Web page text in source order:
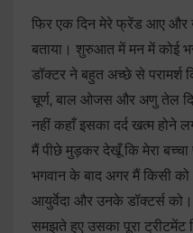
फिर एक दिन मेरे फ्रेंड आए और
बताया। शुरुआत में मन में कोई
डॉक्टर ने बहुत अच्छे से परामर्श
चूर्ण, बाल ओजस और अणु तेल
नहीं कहाँ इसका दर्द खत्म होने
मैं पीछे मुड़कर देखूँ कि मेरा
भगवान के बाद अगर मैं किसी को
आयुर्वेदा और उनके डॉक्टर्स
समझते हुए उसका पूरा